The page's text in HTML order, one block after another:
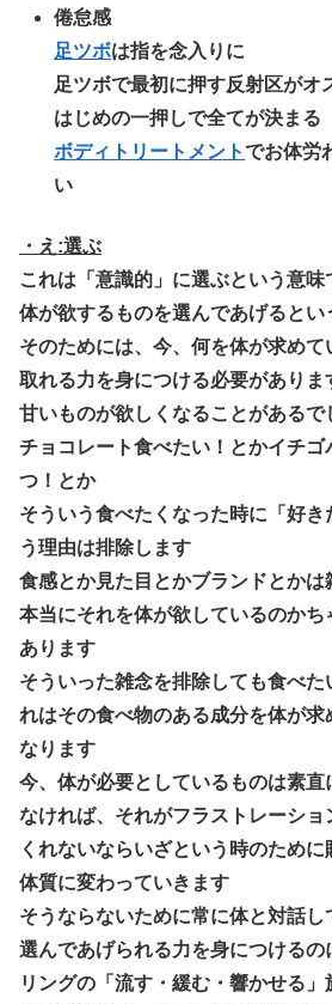
倦怠感
足ツボは指を念入りに
足ツボで最初に押す反射区がオ
はじめの一押しで全てが決まる
ボディトリートメントでお体労
い
・え:選ぶ
これは「意識的」に選ぶという意味
体が欲するものを選んであげるとい
そのためには、今、何を体が求め
取れる力を身につける必要がありま
甘いものが欲しくなることがあるで
チョコレート食べたい！とかイチ
つ！とか
そういう食べたくなった時に「好
う理由は排除します
食感とか見た目とかブランドとかは
本当にそれを体が欲しているのか
あります
そういった雑念を排除しても食べ
れはその食べ物のある成分を体が求
なります
今、体が必要としているものは素直
なければ、それがフラストレーショ
くれないならいざという時のため
体質に変わっていきます
そうならないために常に体と対話
選んであげられる力を身につける
リングの「 流す・緩む・響かせる